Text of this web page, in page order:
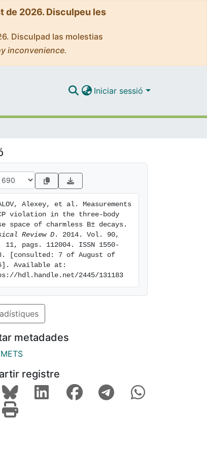
de 2026. Disculpeu les
Disculpad las molestias
inconvenience.
Iniciar sessió
Alexey, et al. Measurements
violation in the three-body
Review D. 2014. Vol. 90,
11, pags. 112004. ISSN 1550-
[consulted: 7 of August of
Available at:
hdl.handle.net/2445/131183
metadades
METS
registre